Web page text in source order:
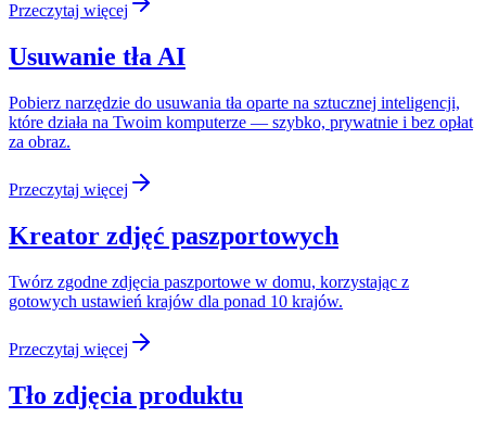
Przeczytaj więcej
Usuwanie tła AI
Pobierz narzędzie do usuwania tła oparte na sztucznej inteligencji,
które działa na Twoim komputerze — szybko, prywatnie i bez opłat
za obraz.
Przeczytaj więcej
Kreator zdjęć paszportowych
Twórz zgodne zdjęcia paszportowe w domu, korzystając z
gotowych ustawień krajów dla ponad 10 krajów.
Przeczytaj więcej
Tło zdjęcia produktu